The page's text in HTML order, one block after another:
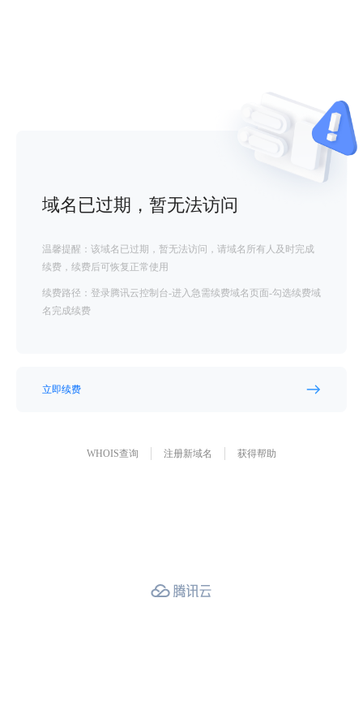
域名已过期，暂无法访问
温馨提醒：该域名已过期，暂无法访问，请域名所有人及时完成
续费，续费后可恢复正常使用
续费路径：登录腾讯云控制台-进入急需续费域名页面-勾选续费域
名完成续费
立即续费
WHOIS查询 注册新域名 获得帮助